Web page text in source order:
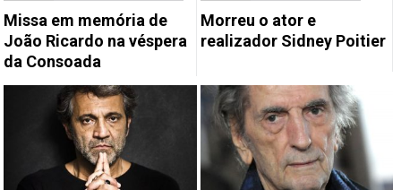
Missa em memória de
João Ricardo na véspera
da Consoada
Morreu o ator e
realizador Sidney Poitier